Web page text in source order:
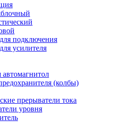
подключения
усилителя
автомагнитол
(колбы)
прерыватели тока
уровня